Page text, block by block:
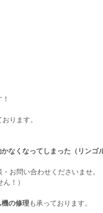
ります。
なくなってしまった（リンゴ
お問い合わせくださいませ。
！）
の修理も承っております。